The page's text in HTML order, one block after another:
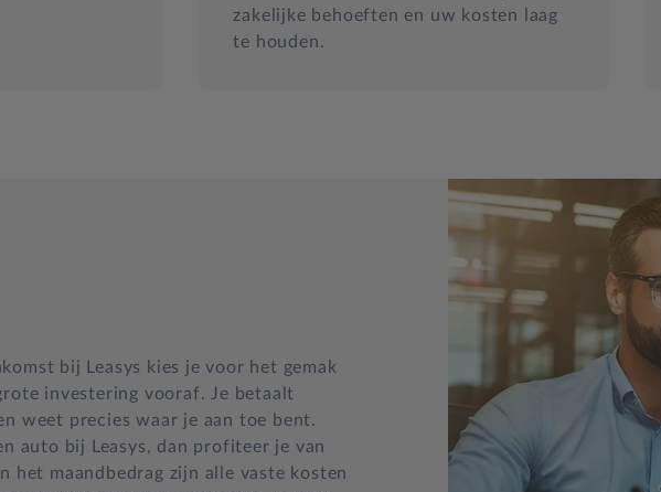
zakelijke behoeften en uw kosten laag
te houden.
bij Leasys kies je voor het gemak
investering vooraf. Je betaalt
weet precies waar je aan toe bent.
auto bij Leasys, dan profiteer je van
het maandbedrag zijn alle vaste kosten